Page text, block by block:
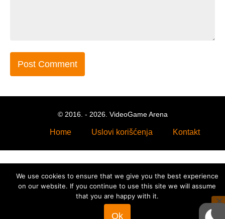
© 2016. - 2026. VideoGame Arena
Home Uslovi korišćenja Kontakt
We use cookies to ensure that we give you the best experience
on our website. If you continue to use this site we will assume
that you are happy with it.
Ok